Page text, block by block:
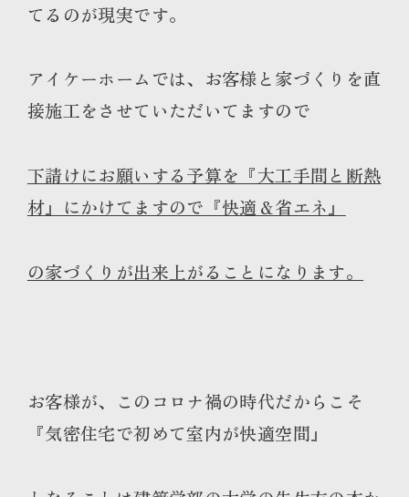
てるのが現実です。
アイケーホームでは、お客様と家づくりを直
接施工をさせていただいてますので
下請けにお願いする予算を『大工手間と断熱
材』にかけてますので『快適＆省エネ』
の家づくりが出来上がることになります。
お客様が、このコロナ禍の時代だからこそ
『気密住宅で初めて室内が快適空間』